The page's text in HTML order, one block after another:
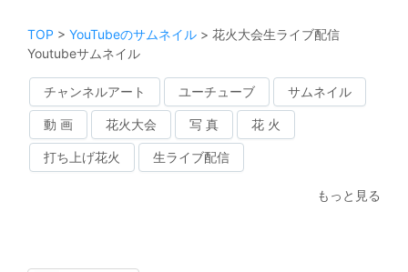
TOP > YouTubeのサムネイル > 花火大会生ライブ配信
Youtubeサムネイル
チャンネルアート ユーチューブ サムネイル
動 画 花火大会 写 真 花 火
打ち上げ花火 生ライブ配信
もっと見る